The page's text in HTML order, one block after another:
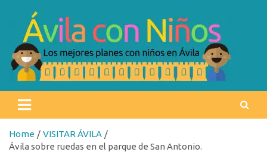
content
Ávila con niños
Home
VISITAR ÁVILA
Ávila sobre ruedas en el parque de San Antonio.